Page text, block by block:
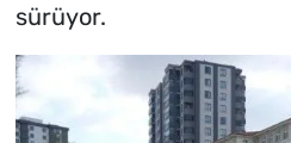
sürüyor.